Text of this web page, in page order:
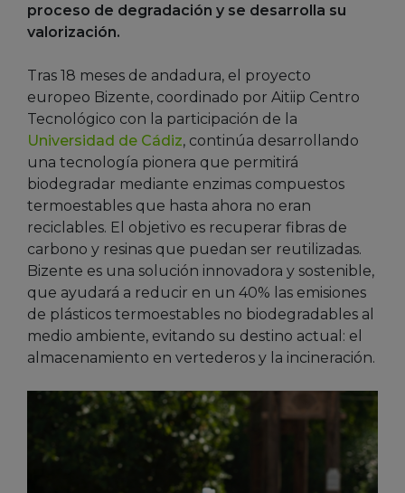
proceso de degradación y se desarrolla su
valorización.
Tras 18 meses de andadura, el proyecto
europeo Bizente, coordinado por Aitiip Centro
Tecnológico con la participación de la
Universidad de Cádiz, continúa desarrollando
una tecnología pionera que permitirá
biodegradar mediante enzimas compuestos
termoestables que hasta ahora no eran
reciclables. El objetivo es recuperar fibras de
carbono y resinas que puedan ser reutilizadas.
Bizente es una solución innovadora y sostenible,
que ayudará a reducir en un 40% las emisiones
de plásticos termoestables no biodegradables al
medio ambiente, evitando su destino actual: el
almacenamiento en vertederos y la incineración.